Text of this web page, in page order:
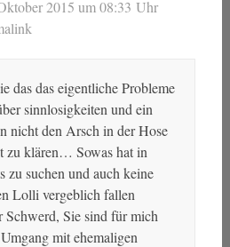
2015 um 08:33 Uhr
das das eigentliche Probleme
sinnlosigkeiten und ein
nicht den Arsch in der Hose
zu klären… Sowas hat in
zu suchen und auch keine
Lolli vergeblich fallen
Schwerd, Sie sind für mich
mit ehemaligen